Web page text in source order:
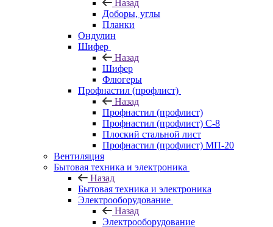
Назад
Доборы, углы
Планки
Ондулин
Шифер
Назад
Шифер
Флюгеры
Профнастил (профлист)
Назад
Профнастил (профлист)
Профнастил (профлист) С-8
Плоский стальной лист
Профнастил (профлист) МП-20
Вентиляция
Бытовая техника и электроника
Назад
Бытовая техника и электроника
Электрооборудование
Назад
Электрооборудование